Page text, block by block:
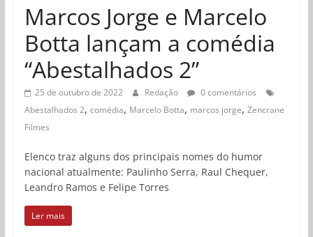
Marcos Jorge e Marcelo
Botta lançam a comédia
“Abestalhados 2”
25 de outubro de 2022 Redação
0 comentários
Abestalhados 2, comédia, Marcelo Botta, marcos jorge, Zencrane
Filmes
Elenco traz alguns dos principais nomes do humor
nacional atualmente: Paulinho Serra, Raul Chequer,
Leandro Ramos e Felipe Torres
Ler mais